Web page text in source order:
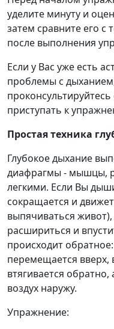
уделите минуту и
затем сравните его с
после выполнения
Если у Вас уже есть
проблемы с
приступать к
Простая техника
Глубокое дыхание
диафрагмы - мышцы,
легкими. Если Вы
сокращается и
выпячиваться
расшириться и
происходит
перемещается вверх,
втягивается
воздух наружу.
Упражнение: